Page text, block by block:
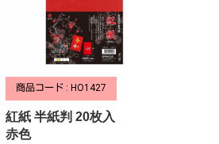
商品コード : HO1427
紅紙 半紙判 20枚入
赤色